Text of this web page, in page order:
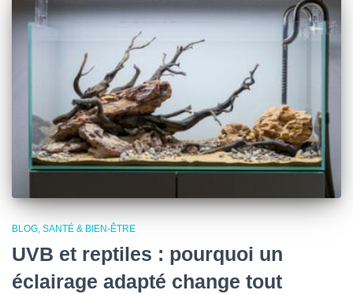
BLOG SANTÉ & BIEN-ÊTRE
UVB et reptiles : pourquoi un
éclairage adapté change tout